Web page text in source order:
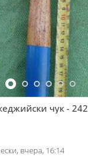
чук - 242
вчера, 16:14